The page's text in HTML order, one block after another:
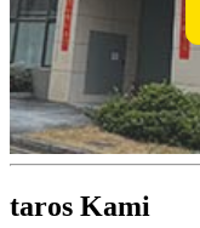
taros Kami